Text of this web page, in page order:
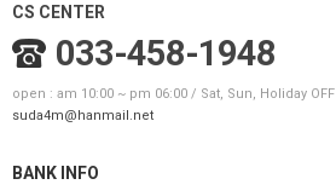
CS CENTER
033-458-1948
open : am 10:00 ~ pm 06:00 / Sat, Sun, Holiday OFF
suda4m@hanmail.net
BANK INFO